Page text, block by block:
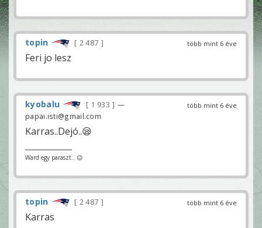
több mint 6 éve
topin 2 487
Feri jo lesz
több mint 6 éve
kyobalu 1 933
—
papai.isti@gmail.com
Karras..Dejó..😪
Ward egy paraszt.. 😉
több mint 6 éve
topin 2 487
Karras